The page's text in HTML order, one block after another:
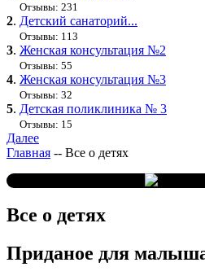
Отзывы: 231
2. Детский санаторий...
Отзывы: 113
3. Женская консультация №2
Отзывы: 55
4. Женская консультация №3
Отзывы: 32
5. Детская поликлиника № 3
Отзывы: 15
Далее
Главная -- Все о детях
Все о детях
Приданое для